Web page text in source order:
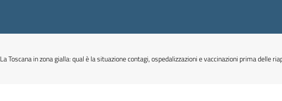
La Toscana in zona gialla: qual è la situazione contagi, ospedalizzazioni e vaccinazioni prima delle